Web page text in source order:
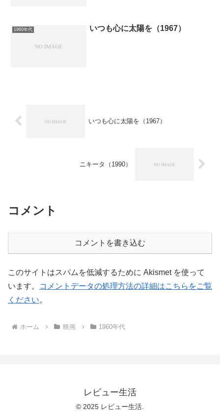
1960年代 いつも心に太陽を（1967）
いつも心に太陽を（1967）
ニキータ（1990）
コメント
コメントを書き込む
このサイトはスパムを低減するために Akismet を使って
います。
コメントデータの処理方法の詳細はこちらをご覧
ください。
ホーム 映画 1960年代
レビュー生活
© 2025 レビュー生活.